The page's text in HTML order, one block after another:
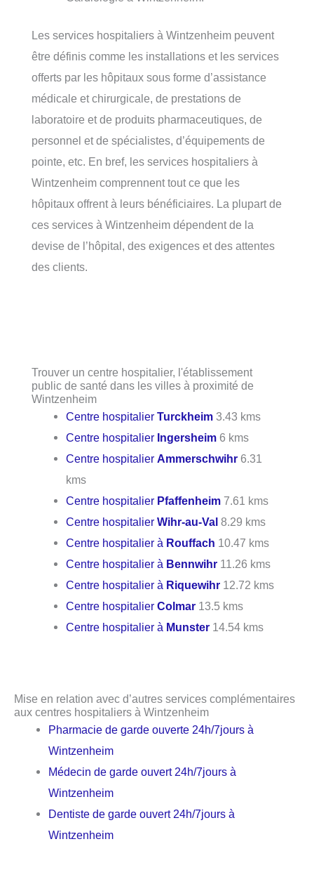
Les services hospitaliers à Wintzenheim peuvent
être définis comme les installations et les services
offerts par les hôpitaux sous forme d’assistance
médicale et chirurgicale, de prestations de
laboratoire et de produits pharmaceutiques, de
personnel et de spécialistes, d’équipements de
pointe, etc. En bref, les services hospitaliers à
Wintzenheim comprennent tout ce que les
hôpitaux offrent à leurs bénéficiaires. La plupart de
ces services à Wintzenheim dépendent de la
devise de l’hôpital, des exigences et des attentes
des clients.
Trouver un centre hospitalier, l'établissement
public de santé dans les villes à proximité de
Wintzenheim
Centre hospitalierTurckheim 3.43 kms
Centre hospitalier Ingersheim 6 kms
Centre hospitalierAmmerschwihr 6.31
kms
Centre hospitalier Pfaffenheim 7.61 kms
Centre hospitalierWihr-au-Val 8.29 kms
Centre hospitalier à Rouffach 10.47 kms
Centre hospitalier à Bennwihr 11.26 kms
Centre hospitalier à Riquewihr 12.72 kms
Centre hospitalierColmar 13.5 kms
Centre hospitalier à Munster 14.54 kms
Mise en relation avec d’autres services complémentaires
aux centres hospitaliers à Wintzenheim
Pharmacie de garde ouverte 24h/7jours à
Wintzenheim
Médecin de garde ouvert 24h/7jours à
Wintzenheim
Dentiste de garde ouvert 24h/7jours à
Wintzenheim